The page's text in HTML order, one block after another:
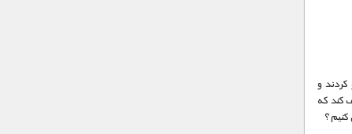
کردند و
کند که
کنیم؟